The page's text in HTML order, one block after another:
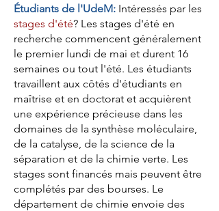
Étudiants de l'UdeM: Intéressés par les
stages d'été? Les stages d'été en
recherche commencent généralement
le premier lundi de mai et durent 16
semaines ou tout l'été. Les étudiants
travaillent aux côtés d'étudiants en
maîtrise et en doctorat et acquièrent
une expérience précieuse dans les
domaines de la synthèse moléculaire,
de la catalyse, de la science de la
séparation et de la chimie verte. Les
stages sont financés mais peuvent être
complétés par des bourses. Le
département de chimie envoie des